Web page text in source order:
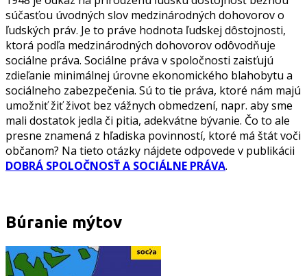
súčasťou úvodných slov medzinárodných dohovorov o
ľudských práv. Je to práve hodnota ľudskej dôstojnosti,
ktorá podľa medzinárodných dohovorov odôvodňuje
sociálne práva. Sociálne práva v spoločnosti zaisťujú
zdieľanie minimálnej úrovne ekonomického blahobytu a
sociálneho zabezpečenia. Sú to tie práva, ktoré nám majú
umožniť žiť život bez vážnych obmedzení, napr. aby sme
mali dostatok jedla či pitia, adekvátne bývanie. Čo to ale
presne znamená z hľadiska povinností, ktoré má štát voči
občanom? Na tieto otázky nájdete odpovede v publikácii
DOBRÁ SPOLOČNOSŤ A SOCIÁLNE PRÁVA.
Búranie mýtov